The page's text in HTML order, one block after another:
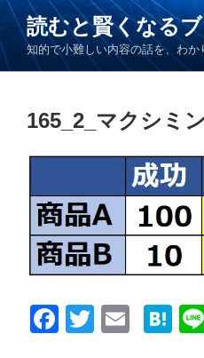
コ
テ
ン
読むと賢くなる
知的で小難しい内容の話を、わ
165_2_マクシミ
F
T
H